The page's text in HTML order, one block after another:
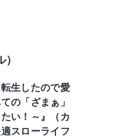
生したので愛
の「ざまぁ」
い！～』（カ
スローライフ